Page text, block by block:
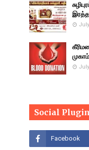
முகாம்
Social Plugin